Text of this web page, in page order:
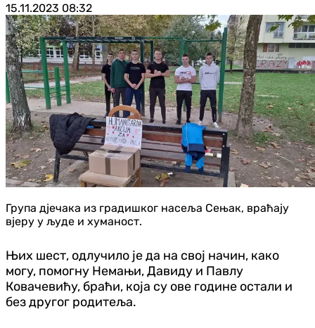
15.11.2023 08:32
Група дјечака из градишког насеља Сењак, враћају
вјеру у људе и хуманост.
Њих шест, одлучило је да на свој начин, како
могу, помогну Немањи, Давиду и Павлу
Ковачевићу, браћи, која су ове године остали и
без другог родитеља.